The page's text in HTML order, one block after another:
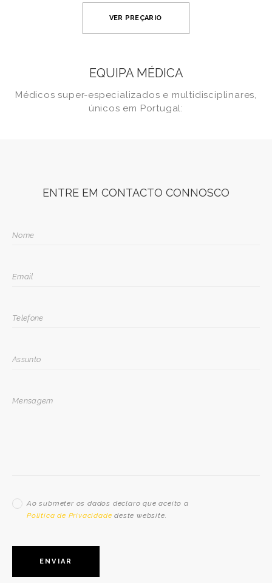
solicitou o exame irá interpretar os
resultados e discutir com o paciente
quaisquer achados ou recomendações
VER PREÇARIO
EQUIPA MÉDICA
Médicos super-especializados e multidisciplinares,
únicos em Portugal:
ENTRE EM CONTACTO CONNOSCO
Ao submeter os dados declaro que aceito a
Política de Privacidade deste website.